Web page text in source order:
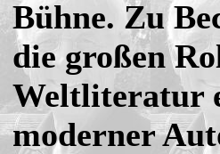
Bühne. Zu
die großen
Weltliteratur
moderner